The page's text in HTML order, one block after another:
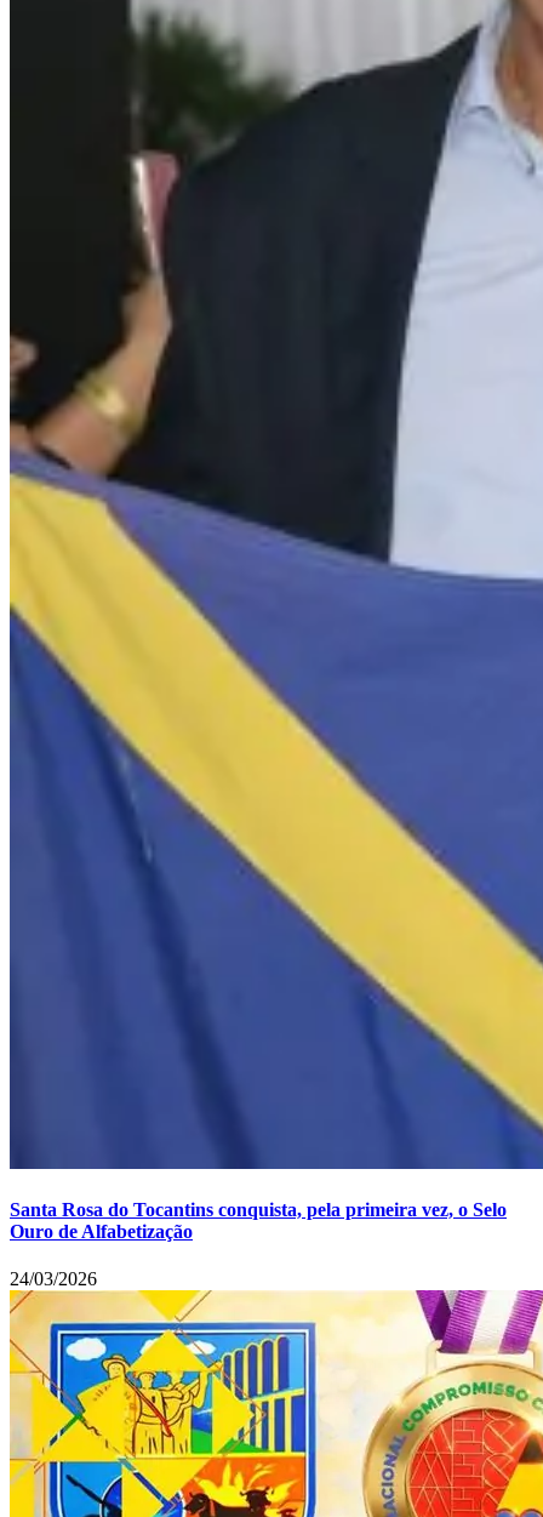
Santa Rosa do Tocantins conquista, pela primeira vez, o Selo
Ouro de Alfabetização
24/03/2026